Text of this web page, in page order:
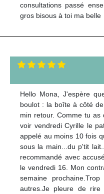
consultations passé
gros bisous à toi ma belle
Hello Mona, J'espère
boulot : la boîte à côté
min retour. Comme tu
voir vendredi Cyrille le
appelé au moins 10 fois
sous la main...du p'tit
recommandé avec
le vendredi 16. Mon
semaine
autres.Je pleure de